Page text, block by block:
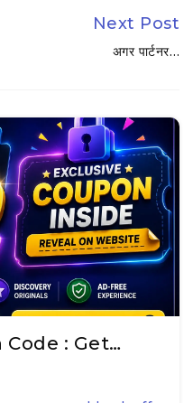
Next Post
अगर पार्टनर…
Code : Get…